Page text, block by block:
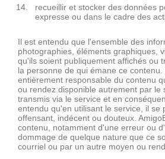
recueillir et stocker des données
expresse ou dans le cadre des
Il est entendu que l'ensemble des
photographies, éléments graphiques,
qu'ils soient publiquement affichés ou
la personne de qui émane ce
entièrement responsable du contenu
ou rendez disponible autrement par
transmis via le service et en
entendu qu'en utilisant le service, il
offensant, indécent ou douteux.
contenu, notamment d'une erreur ou
dommage de quelque nature que ce
courriel ou par un autre moyen ou